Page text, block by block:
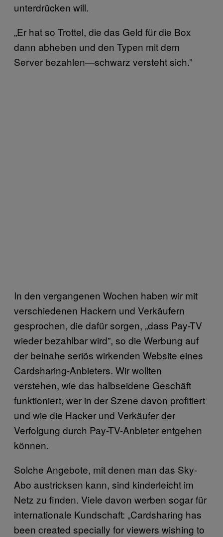
unterdrücken will.
„Er hat so Trottel, die das Geld für die Box
dann abheben und den Typen mit dem
Server bezahlen—schwarz versteht sich.”
In den vergangenen Wochen haben wir mit
verschiedenen Hackern und Verkäufern
gesprochen, die dafür sorgen, „dass Pay-TV
wieder bezahlbar wird”, so die Werbung auf
der beinahe seriös wirkenden Website eines
Cardsharing-Anbieters. Wir wollten
verstehen, wie das halbseidene Geschäft
funktioniert, wer in der Szene davon profitiert
und wie die Hacker und Verkäufer der
Verfolgung durch Pay-TV-Anbieter entgehen
können.
Solche Angebote, mit denen man das Sky-
Abo austricksen kann, sind kinderleicht im
Netz zu finden. Viele davon werben sogar für
internationale Kundschaft: „Cardsharing has
been created specially for viewers wishing to